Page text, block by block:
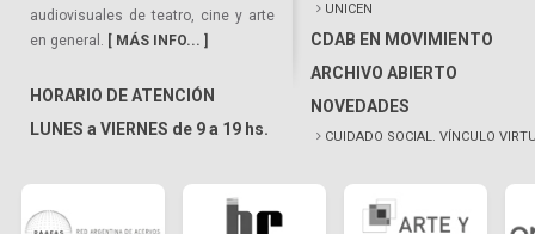
audiovisuales de teatro, cine y arte
en general. [ MÁS INFO... ]
HORARIO DE ATENCIÓN
LUNES a VIERNES de 9 a 19 hs.
UNICEN
CDAB EN MOVIMIENTO
ARCHIVO ABIERTO
NOVEDADES
CUIDADO SOCIAL. VÍNCULO